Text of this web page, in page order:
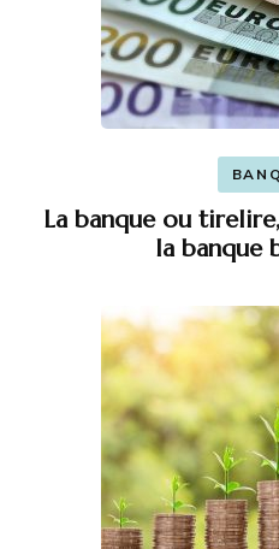
La banque ou
la banque